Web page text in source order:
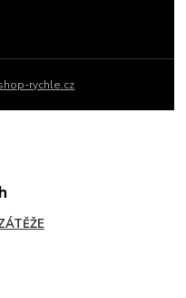
rychle.cz